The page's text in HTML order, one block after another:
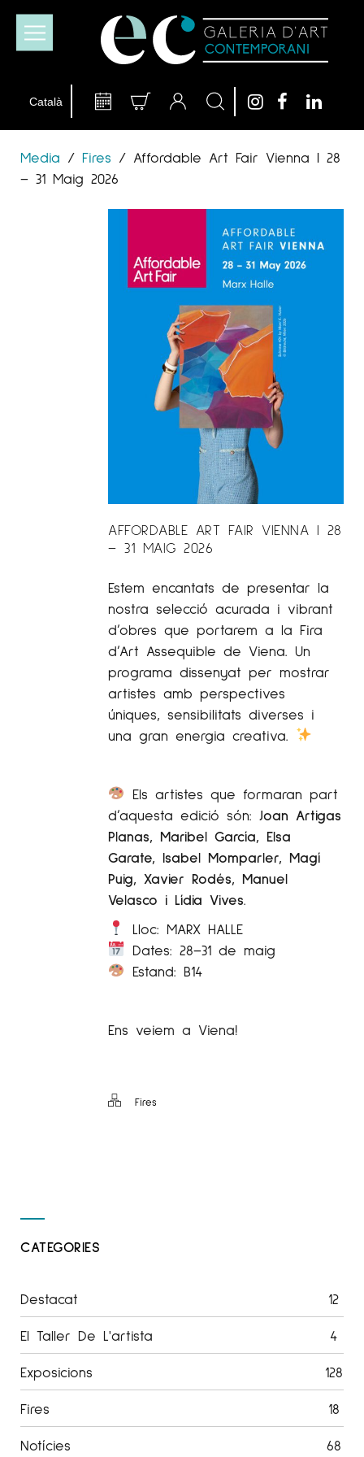
Media / Fires / Affordable Art Fair Vienna | 28
– 31 Maig 2026
AFFORDABLE ART FAIR VIENNA | 28
– 31 MAIG 2026
Estem encantats de presentar la
nostra selecció acurada i vibrant
d’obres que portarem a la Fira
d’Art Assequible de Viena. Un
programa dissenyat per mostrar
artistes amb perspectives
úniques, sensibilitats diverses i
una gran energia creativa.
Els artistes que formaran part
d’aquesta edició són: Joan Artigas
Planas, Maribel García, Elsa
Garate, Isabel Momparler, Magí
Puig, Xavier Rodés, Manuel
Velasco i Lídia Vives.
Lloc: MARX HALLE
Dates: 28–31 de maig
Estand: B14
Ens veiem a Viena!
Fires
CATEGORIES
Destacat 12
El Taller De L'artista 4
Exposicions 128
Fires 18
Notícies 68